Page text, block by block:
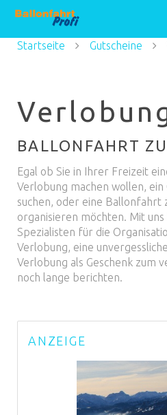
Startseite Gutscheine
BALLONFAHRT
Egal ob Sie in Ihrer Freizeit
Verlobung machen wollen, ein
suchen, oder eine Ballonfahrt
organisieren möchten. Mit uns
Spezialisten für die
Verlobung, eine
Verlobung als Geschenk zum
noch lange berichten.
ANZEIGE